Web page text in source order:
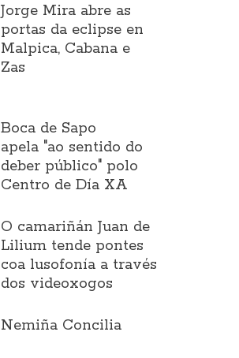
Jorge Mira abre as
portas da eclipse en
Malpica, Cabana e
Zas
Boca de Sapo
apela "ao sentido do
deber público" polo
Centro de Día XA
O camariñán Juan de
Lilium tende pontes
coa lusofonía a través
dos videoxogos
Nemiña Concilia